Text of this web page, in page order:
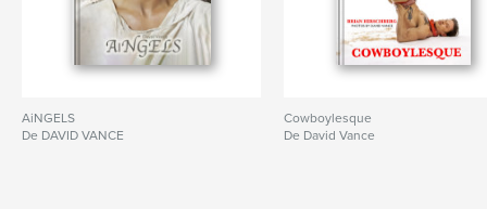
AiNGELS
De DAVID VANCE
Cowboylesque
De David Vance